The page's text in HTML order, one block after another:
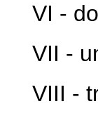
VI -
VII -
VIII -